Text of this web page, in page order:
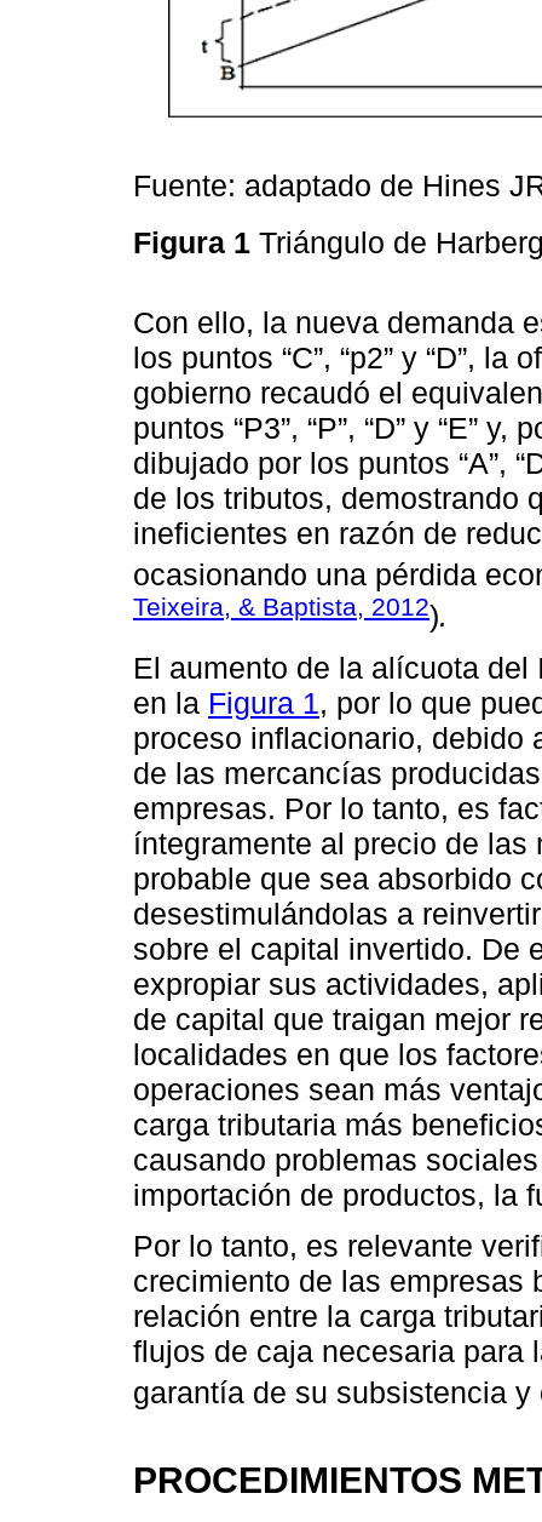
Fuente: adaptado de Hines
Figura 1 Triángulo de
Con ello, la nueva demanda
los puntos “C”, “p2” y “D”, la
gobierno recaudó el
puntos “P3”, “P”, “D” y “E”
dibujado por los puntos “A”,
de los tributos, demostrando
ineficientes en razón de
ocasionando una pérdida
Teixeira, & Baptista, 2012).
El aumento de la alícuota
en la Figura 1 , por lo que
proceso inflacionario, debido
de las mercancías
empresas. Por lo tanto, es
íntegramente al precio de
probable que sea absorbido
desestimulándolas a
sobre el capital invertido. De
expropiar sus actividades,
de capital que traigan mejor
localidades en que los
operaciones sean más
carga tributaria más
causando problemas
importación de productos, la
Por lo tanto, es relevante
crecimiento de las empresas
relación entre la carga
flujos de caja necesaria para
garantía de su subsistencia y
PROCEDIMIENTOS